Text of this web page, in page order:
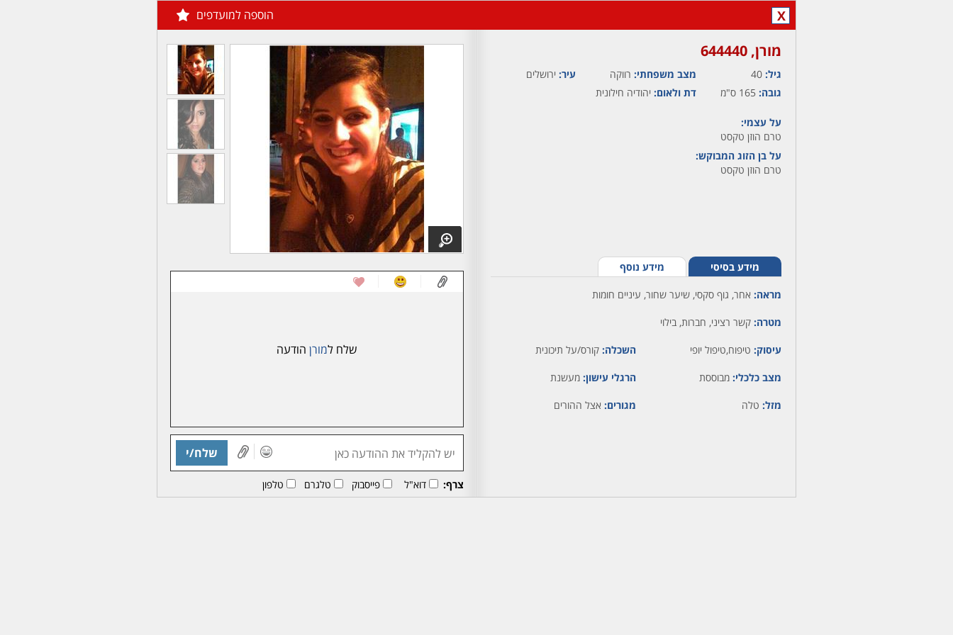
X הוספה למועדפים
מורן,‏ 644440
גיל: 40 מצב משפחתי: רווקה עיר: ירושלים
גובה: 165 ס"מ דת ולאום: יהודיה חילונית
על עצמי:
טרם הוזן טקסט
על בן הזוג המבוקש:
טרם הוזן טקסט
מידע בסיסי מידע נוסף
מראה: אחר, גוף סקסי, שיער שחור, עיניים חומות
מטרה: קשר רציני, חברות, בילוי
עיסוק: טיפוח,טיפול יופי השכלה: קורס/על תיכונית
מצב כלכלי: מבוססת הרגלי עישון: מעשנת
מזל: טלה מגורים: אצל ההורים
שלח למורן הודעה
שלח/י
צרף: דוא"ל פייסבוק טלגרם טלפון